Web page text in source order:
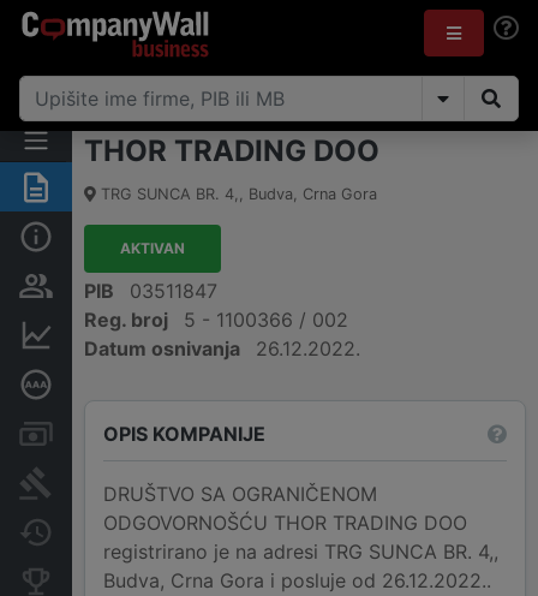
Sažetak
Osobe i vlasništvo
Finansijski podaci
Računi i blokade
Arhiva sudskih objava
Promjene
Konkurentne kompanije
THOR TRADING DOO
TRG SUNCA BR. 4,, Budva, Crna Gora
AKTIVAN
PIB
03511847
Reg. broj
5 - 1100366 / 002
Datum osnivanja
26.12.2022.
OPIS KOMPANIJE
DRUŠTVO SA OGRANIČENOM
ODGOVORNOŠĆU THOR TRADING DOO
registrirano je na adresi TRG SUNCA BR. 4,,
Budva, Crna Gora i posluje od 26.12.2022..